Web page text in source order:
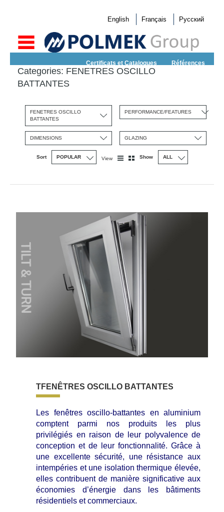
English Français Русский
Certificats et Catalogues Références
Categories: FENETRES OSCILLO
BATTANTES
FENETRES OSCILLO
BATTANTES
PERFORMANCE/FEATURES
DIMENSIONS GLAZING
Sort View Show
TFENÊTRES OSCILLO BATTANTES
Les fenêtres oscillo-battantes en aluminium
comptent parmi nos produits les plus
privilégiés en raison de leur polyvalence de
conception et de leur fonctionnalité. Grâce à
une excellente sécurité, une résistance aux
intempéries et une isolation thermique élevée,
elles contribuent de manière significative aux
économies d’énergie dans les bâtiments
résidentiels et commerciaux.